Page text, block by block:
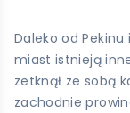
Daleko od
miast istnieją
zetknął ze sobą
zachodnie